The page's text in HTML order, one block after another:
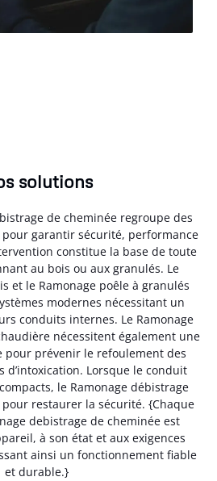
solutions
de cheminée regroupe des
garantir sécurité, performance
constitue la base de toute
au bois ou aux granulés. Le
et le Ramonage poêle à granulés
modernes nécessitant un
conduits internes. Le Ramonage
nécessitent également une
prévenir le refoulement des
d’intoxication. Lorsque le conduit
le Ramonage débistrage
restaurer la sécurité. {Chaque
debistrage de cheminée est
à son état et aux exigences
ainsi un fonctionnement fiable
et durable.}